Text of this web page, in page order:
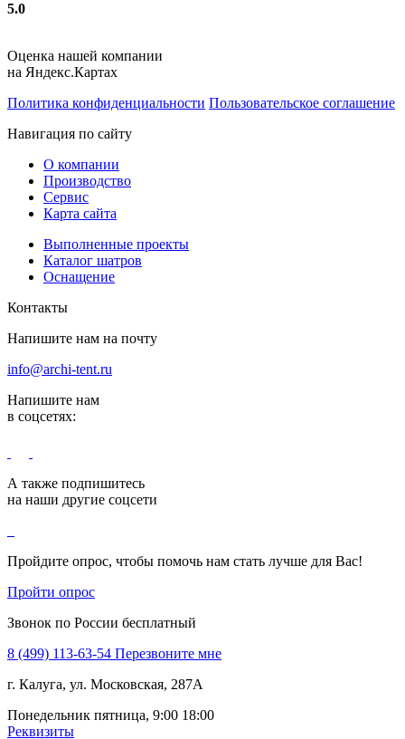
5.0
Оценка нашей компании
на Яндекс.Картах
Политика конфиденциальности Пользовательское соглашение
Навигация по сайту
О компании
Производство
Сервис
Карта сайта
Выполненные проекты
Каталог шатров
Оснащение
Контакты
Напишите нам на почту
info@archi-tent.ru
Напишите нам
в соцсетях:
А также подпишитесь
на наши другие соцсети
Пройдите опрос, чтобы помочь нам стать лучше для Вас!
Пройти опрос
Звонок по России бесплатный
8 (499) 113-63-54 Перезвоните мне
г. Калуга, ул. Московская, 287А
Понедельник пятница, 9:00 18:00
Реквизиты